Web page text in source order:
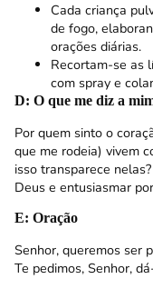
Cada criança
de fogo,
orações diárias.
Recortam-se as
com spray e
D: O que me diz a
Por quem sinto o
que me rodeia) vivem
isso transparece
Deus e entusiasmar
E: Oração
Senhor, queremos ser
Te pedimos, Senhor,